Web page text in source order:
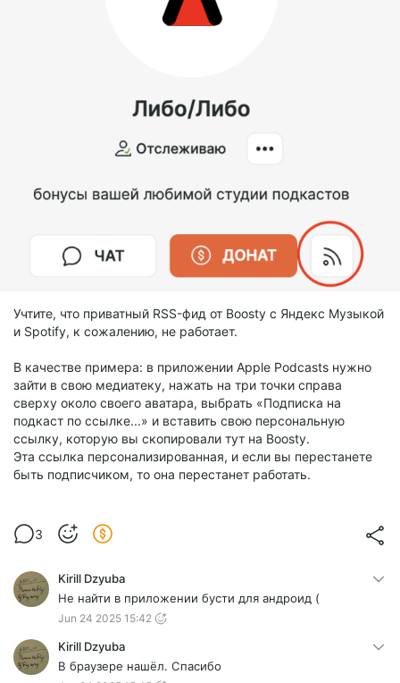
Учтите, что приватный RSS-фид от Boosty с Яндекс Музыкой
и Spotify, к сожалению, не работает.
В качестве примера: в приложении Apple Podcasts нужно
зайти в свою медиатеку, нажать на три точки справа
сверху около своего аватара, выбрать «Подписка на
подкаст по ссылке...» и вставить свою персональную
ссылку, которую вы скопировали тут на Boosty.
Эта ссылка персонализированная, и если вы перестанете
быть подписчиком, то она перестанет работать.
3
Kirill Dzyuba
Не найти в приложении бусти для андроид (
Jun 24 2025 15:42
Kirill Dzyuba
В браузере нашёл. Спасибо